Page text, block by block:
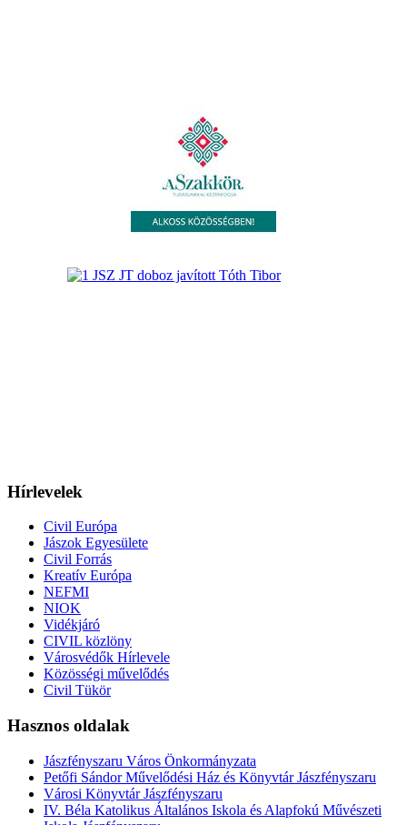
Hírlevelek
Civil Európa
Jászok Egyesülete
Civil Forrás
Kreatív Európa
NEFMI
NIOK
Vidékjáró
CIVIL közlöny
Városvédők Hírlevele
Közösségi művelődés
Civil Tükör
Hasznos oldalak
Jászfényszaru Város Önkormányzata
Petőfi Sándor Művelődési Ház és Könyvtár Jászfényszaru
Városi Könyvtár Jászfényszaru
IV. Béla Katolikus Általános Iskola és Alapfokú Művészeti